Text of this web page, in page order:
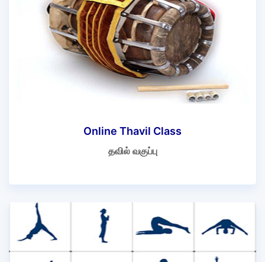
Online Thavil Class
தவில் வகுப்பு